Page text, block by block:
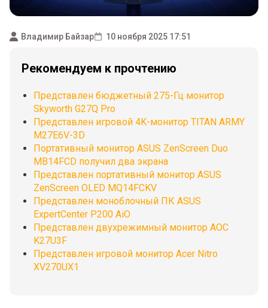
Владимир Байзар 10 ноября 2025 17:51
Рекомендуем к прочтению
Представлен бюджетный 275-Гц монитор
Skyworth G27Q Pro
Представлен игровой 4K-монитор TITAN ARMY
M27E6V-3D
Портативный монитор ASUS ZenScreen Duo
MB14FCD получил два экрана
Представлен портативный монитор ASUS
ZenScreen OLED MQ14FCKV
Представлен моноблочный ПК ASUS
ExpertCenter P200 AiO
Представлен двухрежимный монитор AOC
K27U3F
Представлен игровой монитор Acer Nitro
XV270UX1